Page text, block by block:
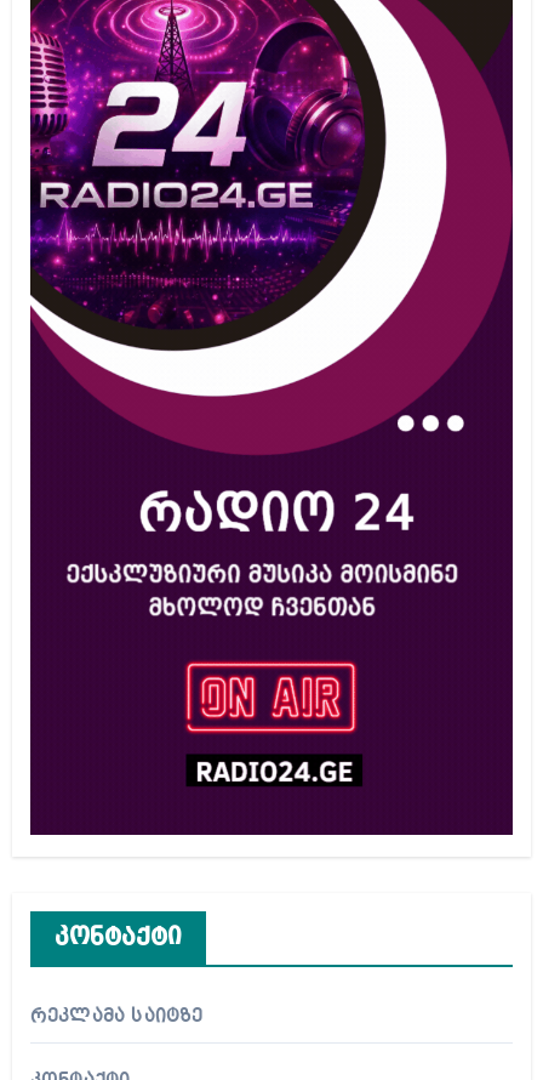
კონტაქტი
რეკლამა საიტზე